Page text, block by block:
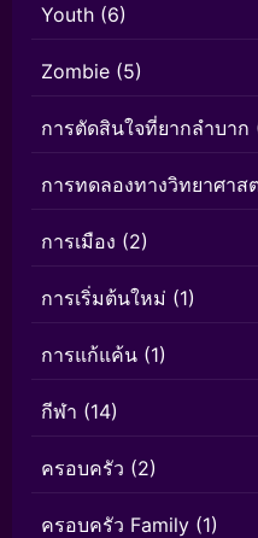
Youth (6)
Zombie (5)
การตัดสินใจที่ยากลำบาก
การทดลองทางวิทยาศาส
การเมือง (2)
การเริ่มต้นใหม่ (1)
การแก้แค้น (1)
กีฬา (14)
ครอบครัว (2)
ครอบครัว Family (1)